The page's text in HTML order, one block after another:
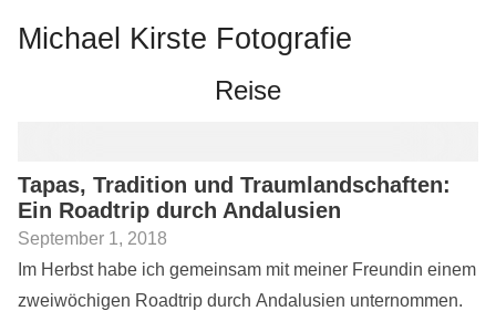
Michael Kirste Fotografie
Reise
Tapas, Tradition und Traumlandschaften:
Ein Roadtrip durch Andalusien
September 1, 2018
Im Herbst habe ich gemeinsam mit meiner Freundin einem
zweiwöchigen Roadtrip durch Andalusien unternommen.